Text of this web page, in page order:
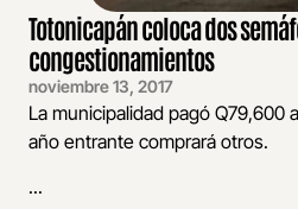
Totonicapán coloca dos
congestionamientos
noviembre 13, 2017
La municipalidad pagó Q79,600
año entrante comprará otros.
...